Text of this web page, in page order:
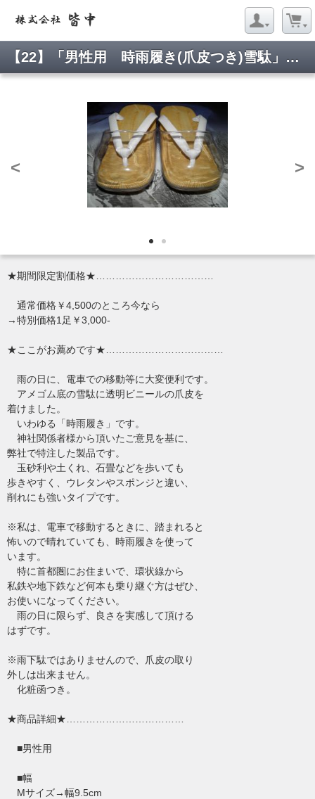
【22】「男性用 時雨履き(爪皮つき)雪駄」白鼻緒黄千葉アメゴム底
< >
★期間限定割価格★………………………………
通常価格￥4,500のところ今なら
→特別価格1足￥3,000-
★ここがお薦めです★………………………………
雨の日に、電車での移動等に大変便利です。
アメゴム底の雪駄に透明ビニールの爪皮を
着けました。
いわゆる「時雨履き」です。
神社関係者様から頂いたご意見を基に、
弊社で特注した製品です。
玉砂利や土くれ、石畳などを歩いても
歩きやすく、ウレタンやスポンジと違い、
削れにも強いタイプです。
※私は、電車で移動するときに、踏まれると
怖いので晴れていても、時雨履きを使って
います。
特に首都圏にお住まいで、環状線から
私鉄や地下鉄など何本も乗り継ぐ方はぜひ、
お使いになってください。
雨の日に限らず、良さを実感して頂ける
はずです。
※雨下駄ではありませんので、爪皮の取り
外しは出来ません。
化粧函つき。
★商品詳細★………………………………
■男性用
■幅
Mサイズ→幅9.5cm